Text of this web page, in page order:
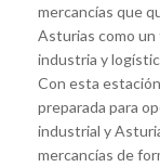
mercancías que
Asturias como
industria y
Con esta
preparada para
industrial y
mercancías de